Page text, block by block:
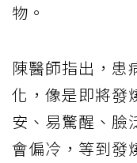
物。
陳醫師指出，患
化，像是即將發
安、易驚醒、臉
會偏冷，等到發